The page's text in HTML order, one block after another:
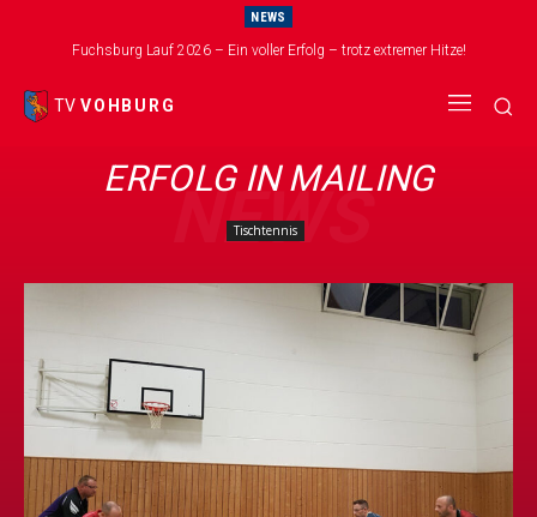
NEWS
Fuchsburg Lauf 2026 – Ein voller Erfolg – trotz extremer Hitze!
TV VOHBURG
NEWS
ERFOLG IN MAILING
Tischtennis